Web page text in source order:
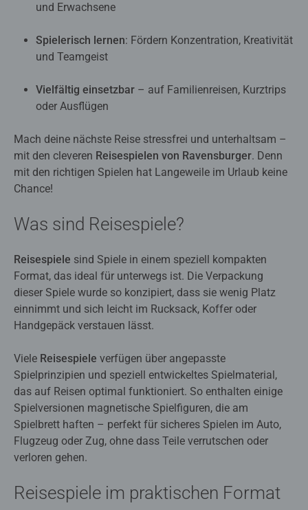
und Erwachsene
Spielerisch lernen: Fördern Konzentration, Kreativität
und Teamgeist
Vielfältig einsetzbar – auf Familienreisen, Kurztrips
oder Ausflügen
Mach deine nächste Reise stressfrei und unterhaltsam –
mit den cleveren Reisespielen von Ravensburger. Denn
mit den richtigen Spielen hat Langeweile im Urlaub keine
Chance!
Was sind Reisespiele?
Reisespiele sind Spiele in einem speziell kompakten
Format, das ideal für unterwegs ist. Die Verpackung
dieser Spiele wurde so konzipiert, dass sie wenig Platz
einnimmt und sich leicht im Rucksack, Koffer oder
Handgepäck verstauen lässt.
Viele Reisespiele verfügen über angepasste
Spielprinzipien und speziell entwickeltes Spielmaterial,
das auf Reisen optimal funktioniert. So enthalten einige
Spielversionen magnetische Spielfiguren, die am
Spielbrett haften – perfekt für sicheres Spielen im Auto,
Flugzeug oder Zug, ohne dass Teile verrutschen oder
verloren gehen.
Reisespiele im praktischen Format